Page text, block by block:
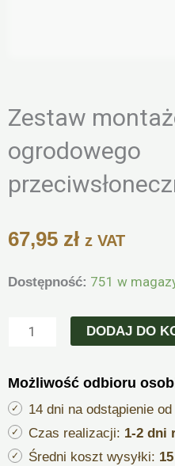
Zestaw
ogrodowego
67,95 zł z VAT
Dostępność: 751 w
ilość
montażowy
ogrodowego
przeciwsłonecznego
DODAJ DO
Możliwość odbioru
14 dni na odstąpienie
Czas realizacji: 1-2 dni
Średni koszt wysyłki: